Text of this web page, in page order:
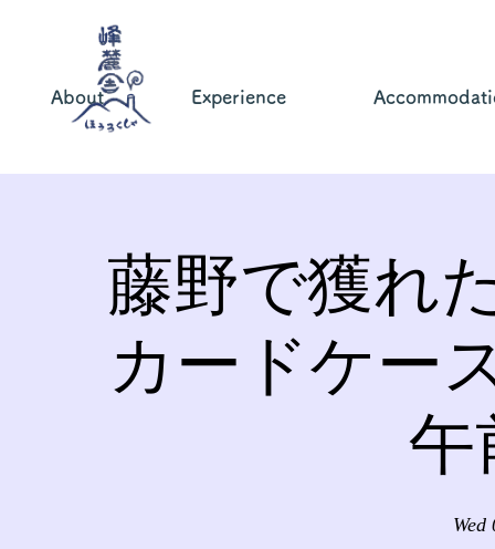
About Experience
藤野で獲れ
カードケー
午
Wed